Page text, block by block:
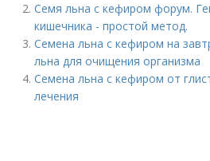
Семя льна с кефиром форум.
кишечника - простой метод.
Семена льна с кефиром на
льна для очищения организма
Семена льна с кефиром от
лечения